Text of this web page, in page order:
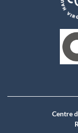
Centre